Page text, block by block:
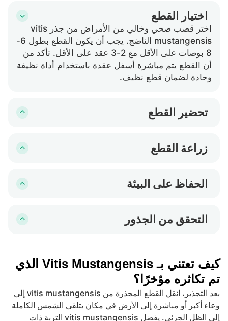
اختيار القطع
اختر قصب صحي وخالي من الأمراض من جذر vitis
mustangensis الناضج. يجب أن يكون القطع بطول 6-
8 بوصات على الأقل مع 2-3 عقد على الأقل. تأكد من
أن القطع يتم مباشرة أسفل عقدة باستخدام أداة نظيفة
وحادة لضمان قطع نظيف.
تحضير القطع
عملية التمثيل الضوئي. يوصى بغمس الطرف المقطوع
زراعة القطع
عقدة واحدة على الأقل حيث ستتطور الجذور من هذه
الحفاظ على البيئة
خفيفة ولكن ليست مشبَّعة لتجنب التعفن. تغطية الوعاء
التحقق من الجذور
التكون. بمجرد التأكد، يمكنك التأقلم تدريجياً مع القطع
إلى ظروف أقل رطوبة قبل الزرع.
كيف تعتني بـ Vitis Mustangensis الذي
تم تكاثره مؤخرًا؟
بعد التجذير، انقل القطع المجذرة من vitis mustangensis إلى
وعاء أكبر أو مباشرة إلى الأرض في مكان يتلقى الشمس الكاملة
إلى الظل الجزئي. يفضل vitis mustangensis التربة ذات